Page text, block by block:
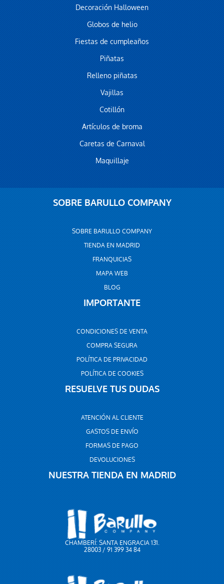
Decoración Halloween
Globos de helio
Fiestas de cumpleaños
Piñatas
Relleno piñatas
Vajillas
Cotillón
Artículos de broma
Caretas de Carnaval
Maquillaje
SOBRE BARULLO COMPANY
SOBRE BARULLO COMPANY
TIENDA EN MADRID
FRANQUICIAS
MAPA WEB
BLOG
IMPORTANTE
CONDICIONES DE VENTA
COMPRA SEGURA
POLÍTICA DE PRIVACIDAD
POLÍTICA DE COOKIES
RESUELVE TUS DUDAS
ATENCIÓN AL CLIENTE
GASTOS DE ENVÍO
FORMAS DE PAGO
DEVOLUCIONES
NUESTRA TIENDA EN MADRID
CHAMBERÍ: SANTA ENGRACIA 131.
28003 / 91 399 34 84